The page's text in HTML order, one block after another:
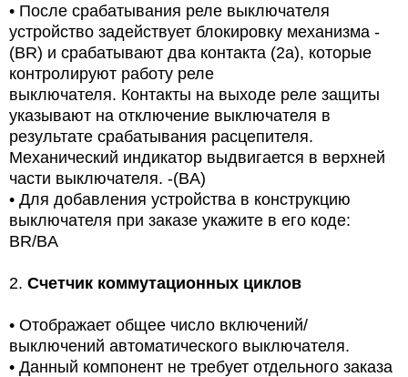
• После срабатывания реле выключателя
устройство задействует блокировку механизма -
(BR) и срабатывают два контакта (2a), которые
контролируют работу реле
выключателя. Контакты на выходе реле защиты
указывают на отключение выключателя в
результате срабатывания расцепителя.
Механический индикатор выдвигается в верхней
части выключателя. -(BA)
• Для добавления устройства в конструкцию
выключателя при заказе укажите в его коде:
BR/BA
2. Счетчик коммутационных циклов
• Отображает общее число включений/
выключений автоматического выключателя.
• Данный компонент не требует отдельного заказа